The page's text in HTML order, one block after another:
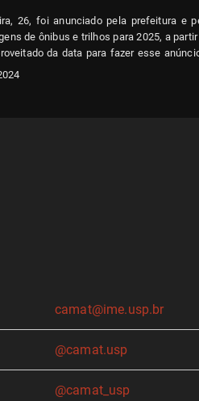
26, foi anunciado pela prefeitura e
de ônibus e trilhos para 2025, a
da data para fazer esse
festa, e sem perspectiva de
em si será um grande ataque para os
camat@ime.usp.br
@camat.usp
@camat_usp